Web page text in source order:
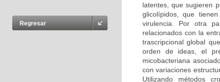
Regresar
latentes, que sugieren
glicolípidos, que
virulencia. Por otra
relacionados con la
trascripcional global
orden de ideas, el
micobacteriana
con variaciones
Utilizando métodos